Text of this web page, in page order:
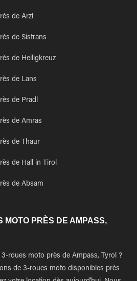
de Arzl
de Sistrans
de Heiligkreuz
de Lans
de Pradl
de Amras
de Thaur
de Hall in Tirol
de Absam
MOTO PRÈS DE AMPASS,
roues moto près de Ampass, Tyrol ?
de 3-roues moto disponibles près